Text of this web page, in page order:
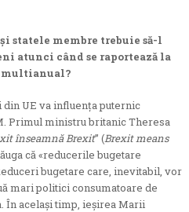
și statele membre trebuie să-l
atunci când se raportează la
UE va influența puternic
Primul ministru britanic Theresa
înseamnă Brexit” (Brexit means
că «reducerile bugetare
bugetare care, inevitabil, vor
mari politici consumatoare de
În același timp, ieșirea Marii